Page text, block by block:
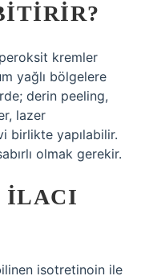
kremler
yağlı bölgelere
derin peeling,
lazer
birlikte yapılabilir.
olmak gerekir.
ILACI
isotretinoin ile